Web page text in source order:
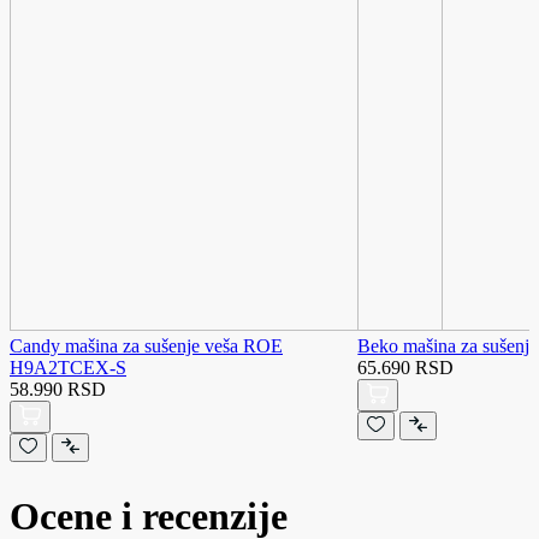
Candy mašina za sušenje veša ROE
H9A2TCEX-S
58.990 RSD
Beko mašina za
65.690 RSD
Ocene i recenzije